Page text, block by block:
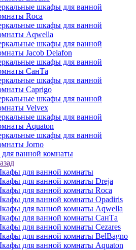
шкафы для ванной
Roca
шкафы для ванной
Aqwella
шкафы для ванной
Jacob Delafon
шкафы для ванной
СанТа
шкафы для ванной
Caprigo
шкафы для ванной
Velvex
шкафы для ванной
Aquaton
шкафы для ванной
Jorno
ванной комнаты
для ванной комнаты
для ванной комнаты Dreja
для ванной комнаты Roca
для ванной комнаты Opadiris
для ванной комнаты Aqwella
для ванной комнаты СанТа
для ванной комнаты Cezares
для ванной комнаты BelBagno
для ванной комнаты Aquaton